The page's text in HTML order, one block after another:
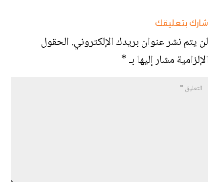
شارك بتعليقك
لن يتم نشر عنوان بريدك الإلكتروني.الحقول
الإلزامية مشار إليها بـ*